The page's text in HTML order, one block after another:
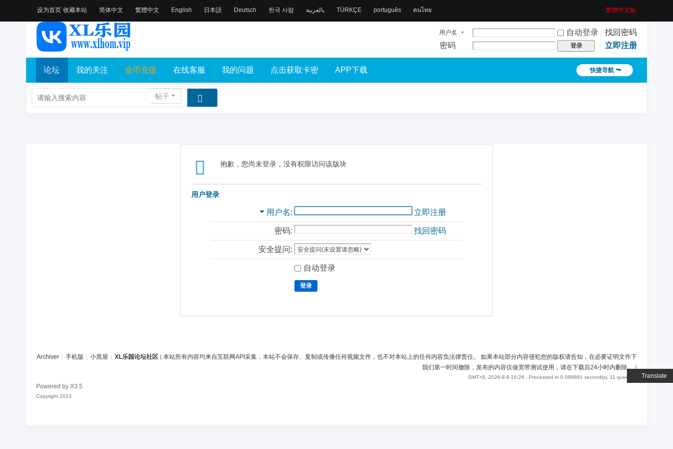
设为首页 收藏本站
Translate
简体中文 繁體中文 English 日本語 Deutsch 한국 사람 بالعربية TÜRKÇE português คนไทย 繁體中文版
用户名 自动登录
找回密码
密码
登录 立即注册
快捷导航
论坛 我的关注 金币充值 在线客服 我的问题 点击获取卡密 APP下载
帖子
抱歉，您尚未登录，没有权限访问该版块
用户登录
用户名 立即注册
密码: 找回密码
安全提问:
自动登录
登录
Archiver 手机版 小黑屋 XL乐园论坛社区 ( 本站所有内容均来自互联网API采集，本站不会保存、复制或传播任何视频文件，也不对本站上的任何内容负法律责任。 如果本站部分内容侵犯您的版权请告知，在必要证明文件下
我们第一时间撤除，发布的内容仅做宽带测试使用，请在下载后24小时内删除。)
GMT+8, 2026-8-9 16:26 , Processed in 0.088891 second(s), 11 queries .
Powered by X3.5
Copyright 2023